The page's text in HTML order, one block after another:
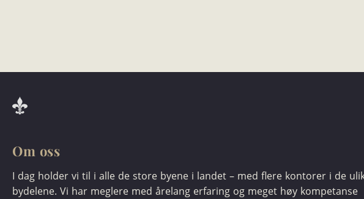
Om oss
I dag holder vi til i alle de store byene i landet – med flere kontorer i de
bydelene. Vi har meglere med årelang erfaring og meget høy kompetanse